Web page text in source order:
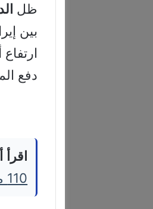
ظل
بين
ارتفاع
دفع
اقرأ
110 مليارات دولار